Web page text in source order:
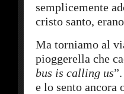
semplicemente
cristo santo,
Ma torniamo al
pioggerella che
bus is calling us
e lo sento ancora